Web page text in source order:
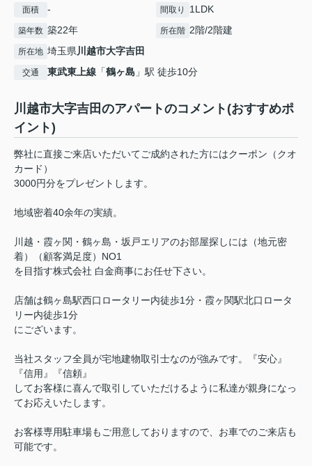
面積 - 間取り 1LDK
築年数 築22年 所在階 2階/2階建
所在地 埼玉県川越市大字吉田
交通 東武東上線 「鶴ヶ島 」駅 徒歩10分
川越市大字吉田のアパートのコメント(おすすめポ
イント)
弊社に直接ご来店いただいてご成約された方にはクーポン（クオ
カード）
3000円分をプレゼントします。
地域密着40余年の実績。
川越・霞ヶ関・鶴ヶ島・坂戸エリアのお部屋探しには（地元密
着）（顧客満足度）NO1
を目指す株式会社 白金商事にお任せ下さい。
店舗は鶴ヶ島駅西口ロータリー内徒歩1分・霞ヶ関駅北口ロータ
リー内徒歩1分
にございます。
当社スタッフ全員が宅地建物取引士なのが強みです。『安心』
『信用』『信頼』
してお客様に喜んで取引していただけるように私達が親身になっ
てお応えいたします。
お客様専用駐車場もご用意しておりますので、お車でのご来店も
可能です。